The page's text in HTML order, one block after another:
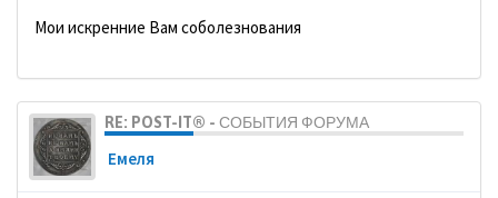
Мои искренние Вам соболезнования
RE: POST-IT® - СОБЫТИЯ ФОРУМА
Емеля